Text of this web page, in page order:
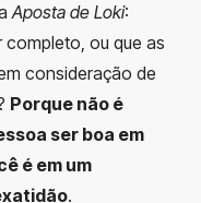
Aposta de Loki:
ou que as
consideração de
Porque não é
ser boa em
é em um
.